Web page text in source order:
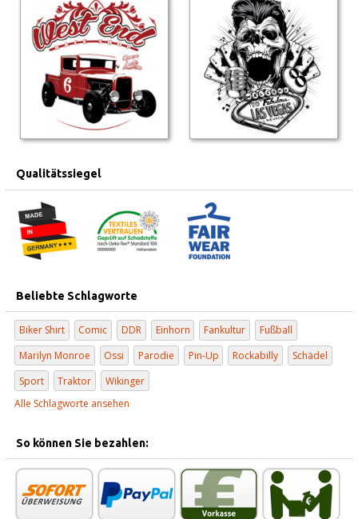
Qualitätssiegel
Beliebte Schlagworte
Biker Shirt Comic DDR Einhorn Fankultur
Fußball
Marilyn Monroe
Ossi Parodie Pin-Up Rockabilly
Schädel
Sport
Traktor
Wikinger
Alle Schlagworte ansehen
So können Sie bezahlen: